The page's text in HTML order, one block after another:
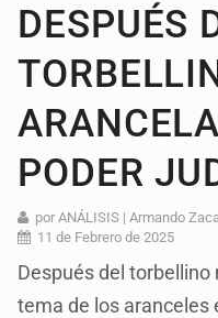
DESPUÉS
PODER
por ANÁLISIS | Armando
11 de Febrero de 2025
Después del torbellino
tema de los aranceles